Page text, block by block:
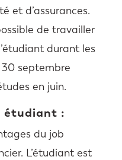
et d’assurances.
de travailler
durant les
30 septembre
en juin.
étudiant :
du job
L’étudiant est